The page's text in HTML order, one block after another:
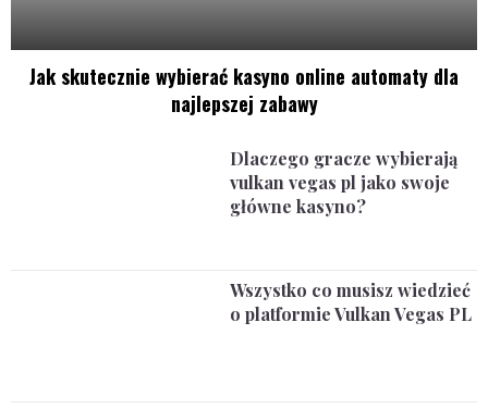
Jak skutecznie wybierać kasyno online automaty dla
najlepszej zabawy
Dlaczego gracze wybierają
vulkan vegas pl jako swoje
główne kasyno?
Wszystko co musisz wiedzieć
o platformie Vulkan Vegas PL